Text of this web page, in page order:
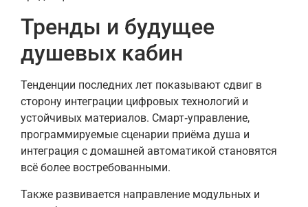
Тренды и будущее
душевых кабин
Тенденции последних лет показывают сдвиг в
сторону интеграции цифровых технологий и
устойчивых материалов. Смарт‑управление,
программируемые сценарии приёма душа и
интеграция с домашней автоматикой становятся
всё более востребованными.
Также развивается направление модульных и